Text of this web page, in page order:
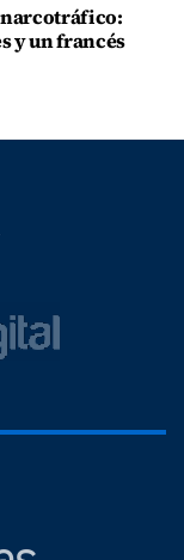
narcotráfico:
y un francés